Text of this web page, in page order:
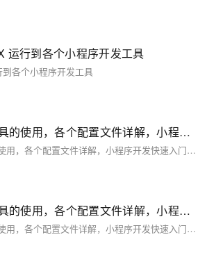
运行到各个小程序开发工具
各个小程序开发工具
微信小程序开发工具的使用，各个配置文件详解，小程序开发快速入门（二）
微信小程序开发工具的使用，各个配置文件详解，小程序开发快速入门（二）
微信小程序开发工具的使用，各个配置文件详解，小程序开发快速入门（一）
微信小程序开发工具的使用，各个配置文件详解，小程序开发快速入门（一）